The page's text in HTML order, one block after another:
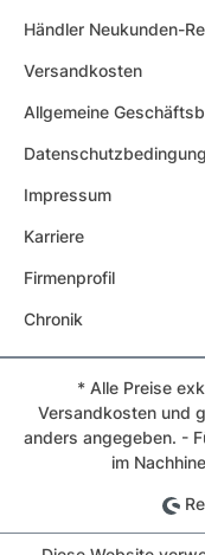
Händler Neukunden-
Versandkosten
Allgemeine
Impressum
Karriere
Firmenprofil
Chronik
* Alle Preise
Versandkosten und
anders angegeben. -
im